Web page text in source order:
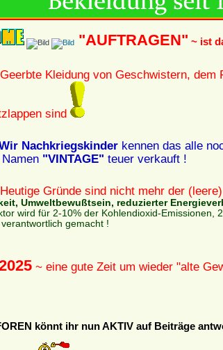
"AUFTRAGEN" ~ ist
Geerbte Kleidung von Geschwistern,
sind
Nachkriegskinder kennen das alle
"VINTAGE" teuer verkauft !
Heutige Gründe sind nicht mehr der
Umweltbewußtsein, reduzierter
wird für 2-10% der Kohlendioxid-
gemacht !
~ eine gute Zeit um wieder "alte
könnt ihr nun AKTIV auf Beiträge